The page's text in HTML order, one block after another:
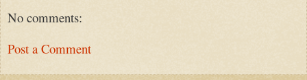
No comments:
Post a Comment